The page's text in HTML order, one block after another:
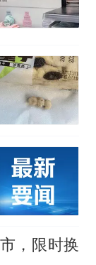
，限时换